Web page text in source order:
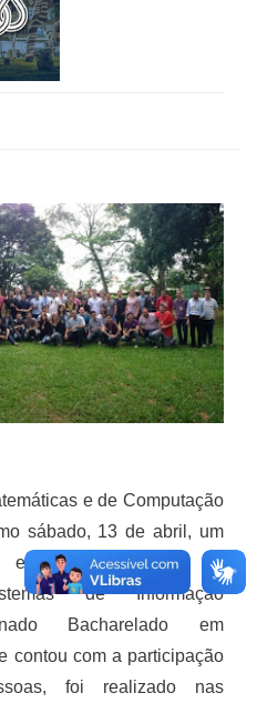
e de Computação
sábado, 13 de abril, um
egressos do curso de
de Informação
Bacharelado em
contou com a participação
foi realizado nas